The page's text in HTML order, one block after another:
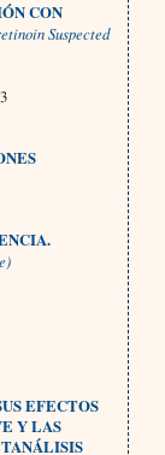
CON
Suspected
EFECTOS
Y LAS